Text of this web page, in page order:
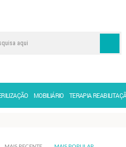
MOBILIÁRIO TERAPIA